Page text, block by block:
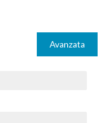
Avanzata